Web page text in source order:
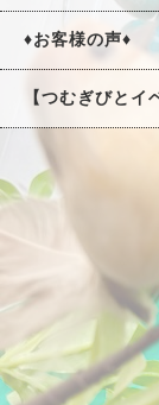
♦お客様の声♦
【つむぎびとイ